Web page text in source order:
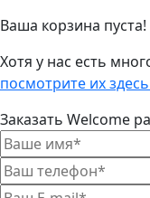
Ваша корзина пуста!
Хотя у нас есть
посмотрите их
Заказать Welcome